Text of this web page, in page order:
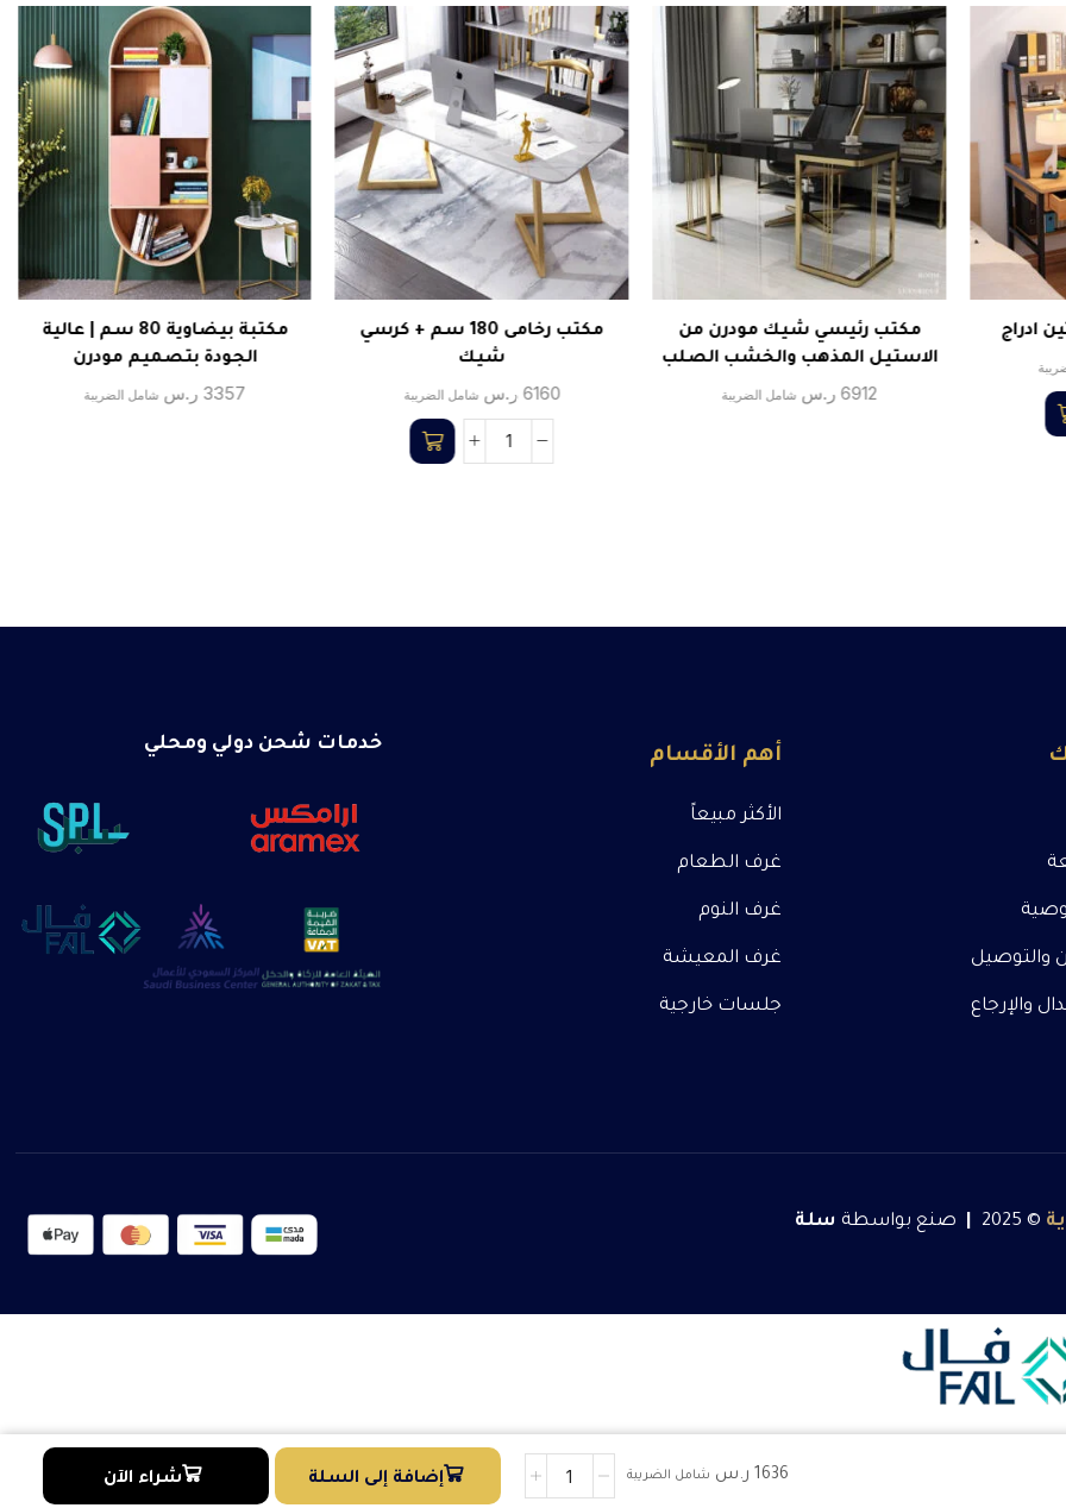
ادراج
مكتب رئيسي شيك مودرن من
الاستيل المذهب والخشب الصلب
6912 ر.س شامل الضريبة
مكتب رخامى 180 سم + كرسي
شيك
6160 ر.س شامل الضريبة
مكتبة بيضاوية 80 سم | عالية
الجودة بتصميم مودرن
3357 ر.س شامل الضريبة
1636 ر.س شامل الضريبة إضافة إلى السلة شراء الآن
والتوصيل
والإرجاع
أهم الأقسام
الأكثر مبيعاً
غرف الطعام
غرف النوم
غرف المعيشة
جلسات خارجية
خدمات شحن دولي ومحلي
© 2025 صنع بواسطة سلة